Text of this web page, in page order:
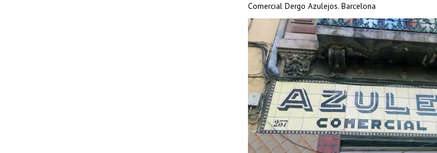
Comercial Dergo Azulejos. Barcelona